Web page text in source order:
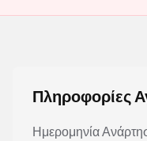
Πληροφορίες
Ημερομηνία